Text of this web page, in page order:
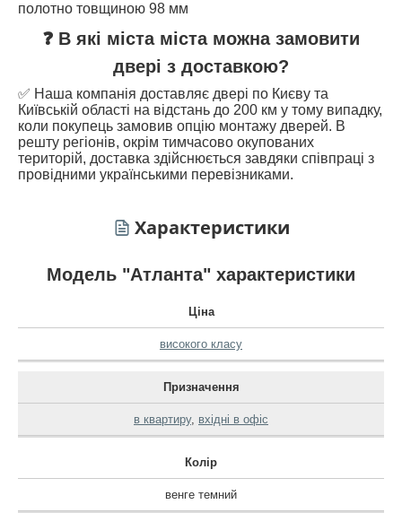
полотно товщиною 98 мм
❓ В які міста міста можна замовити
двері з доставкою?
✅ Наша компанія доставляє двері по Києву та
Київській області на відстань до 200 км у тому випадку,
коли покупець замовив опцію монтажу дверей. В
решту регіонів, окрім тимчасово окупованих
територій, доставка здійснюється завдяки співпраці з
провідними українськими перевізниками.
Характеристики
Модель "Атланта" характеристики
Ціна
високого класу
Призначення
в квартиру, вхідні в офіс
Колір
венге темний